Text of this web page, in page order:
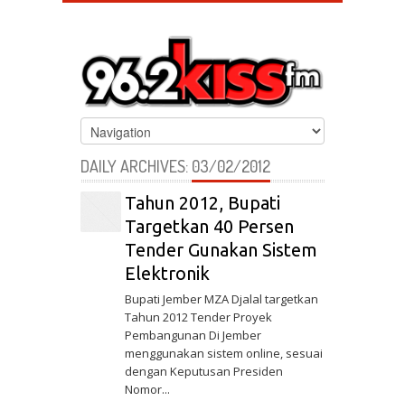
DAILY ARCHIVES: 03/02/2012
Tahun 2012, Bupati
Targetkan 40 Persen
Tender Gunakan Sistem
Elektronik
Bupati Jember MZA Djalal targetkan
Tahun 2012 Tender Proyek
Pembangunan Di Jember
menggunakan sistem online, sesuai
dengan Keputusan Presiden
Nomor...